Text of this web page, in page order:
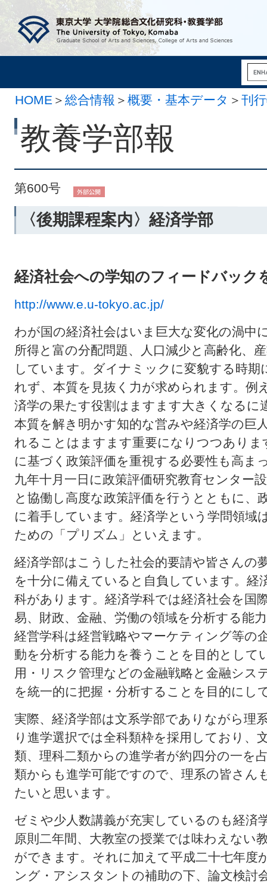
HOME ＞ 総合情報 ＞ 概要・基本データ ＞ 刊
月 8日）
教養学部報
第600号
〈後期課程案内〉経済学部
経済社会への学知のフィードバック
http://www.e.u-tokyo.ac.jp/
わが国の経済社会はいま巨大な変化の渦中
所得と富の分配問題、人口減少と高齢化、
しています。ダイナミックに変貌する時
れず、本質を見抜く力が求められます。例
済学の果たす役割はますます大きくなるに
本質を解き明かす知的な営みや経済学の巨
れることはますます重要になりつつあり
に基づく政策評価を重視する必要性も高ま
九年十月一日に政策評価研究教育センター
と協働し高度な政策評価を行うとともに、
に着手しています。経済学という学問領域
ための「プリズム」といえます。
経済学部はこうした社会的要請や皆さんの
を十分に備えていると自負しています。経
科があります。経済学科では経済社会を国
易、財政、金融、労働の領域を分析する能
経営学科は経営戦略やマーケティング等の
動を分析する能力を養うことを目的として
用・リスク管理などの金融戦略と金融シス
を統一的に把握・分析することを目的にし
実際、経済学部は文系学部でありながら理
り進学選択では全科類枠を採用しており、
類、理科二類からの進学者が約四分の一を
類からも進学可能ですので、理系の皆さん
たいと思います。
ゼミや少人数講義が充実しているのも経済
原則二年間、大教室の授業では味わえない
ができます。それに加えて平成二十七年度
ング・アシスタントの補助の下、論文検討